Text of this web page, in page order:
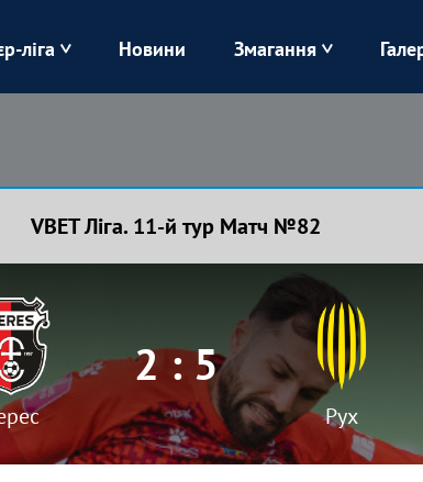
Колос
Чорноморець
ліга Новини Змагання
VBET Ліга. 11-й тур Матч №82
2 : 5
Рух